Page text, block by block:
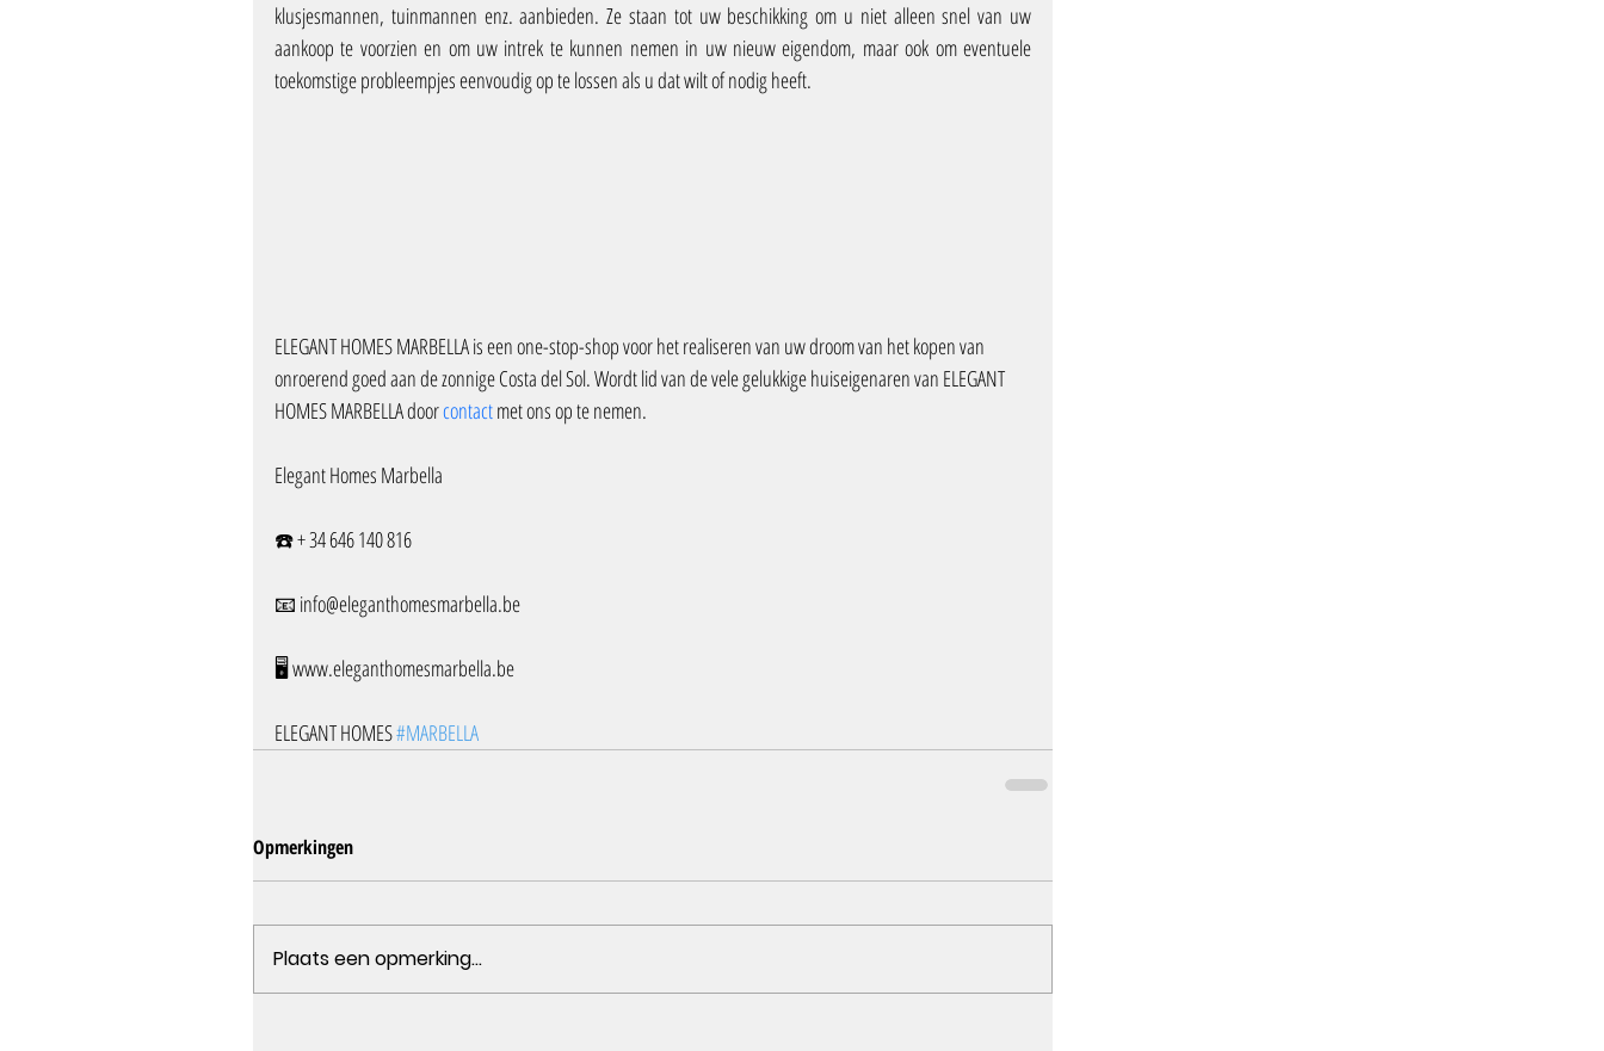
klusjesmannen, tuinmannen enz. aanbieden. Ze staan tot uw beschikking om u niet alleen snel van uw
aankoop te voorzien en om uw intrek te kunnen nemen in uw nieuw eigendom, maar ook om eventuele
toekomstige probleempjes eenvoudig op te lossen als u dat wilt of nodig heeft.
ELEGANT HOMES MARBELLA is een one-stop-shop voor het realiseren van uw droom van het kopen van
onroerend goed aan de zonnige Costa del Sol. Wordt lid van de vele gelukkige huiseigenaren van ELEGANT
HOMES MARBELLA door contact met ons op te nemen.
Elegant Homes Marbella
☎️ + 34 646 140 816
📧 info@eleganthomesmarbella.be
🖥️ www.eleganthomesmarbella.be
ELEGANT HOMES #MARBELLA
Opmerkingen
Plaats een opmerking...